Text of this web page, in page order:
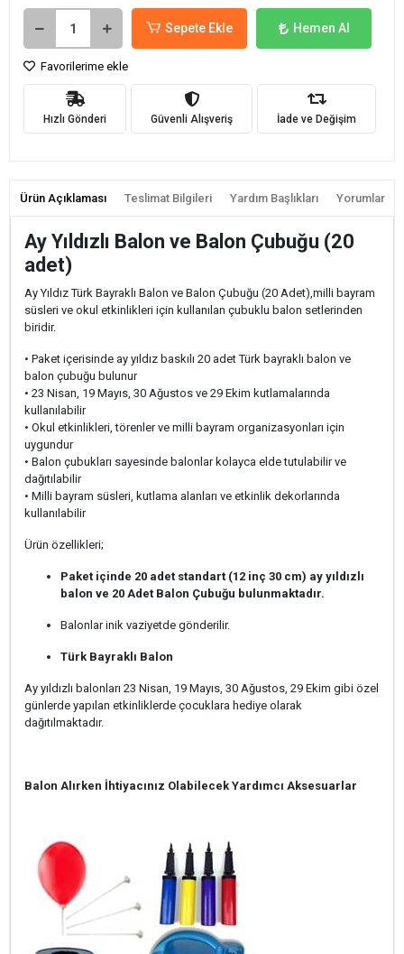
Sepete Ekle Hemen Al
Favorilerime ekle
Hızlı Gönderi Güvenli Alışveriş İade ve Değişim
Ürün Açıklaması Teslimat Bilgileri Yardım Başlıkları Yorumlar
Ay Yıldızlı Balon ve Balon Çubuğu (20
adet)
Ay Yıldız Türk Bayraklı Balon ve Balon Çubuğu (20 Adet),milli bayram
süsleri ve okul etkinlikleri için kullanılan çubuklu balon setlerinden
biridir.
• Paket içerisinde ay yıldız baskılı 20 adet Türk bayraklı balon ve
balon çubuğu bulunur
• 23 Nisan, 19 Mayıs, 30 Ağustos ve 29 Ekim kutlamalarında
kullanılabilir
• Okul etkinlikleri, törenler ve milli bayram organizasyonları için
uygundur
• Balon çubukları sayesinde balonlar kolayca elde tutulabilir ve
dağıtılabilir
• Milli bayram süsleri, kutlama alanları ve etkinlik dekorlarında
kullanılabilir
Ürün özellikleri;
Paket içinde 20 adet standart (12 inç 30 cm) ay yıldızlı
balon ve 20 Adet Balon Çubuğu bulunmaktadır.
Balonlar inik vaziyetde gönderilir.
Türk Bayraklı Balon
Ay yıldızlı balonları 23 Nisan, 19 Mayıs, 30 Ağustos, 29 Ekim gibi özel
günlerde yapılan etkinliklerde çocuklara hediye olarak
dağıtılmaktadır.
Balon Alırken İhtiyacınız Olabilecek Yardımcı Aksesuarlar